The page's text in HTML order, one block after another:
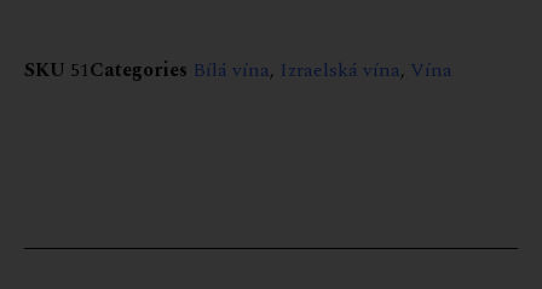
SKU 51Categories Bílá vína, Izraelská vína, Vína